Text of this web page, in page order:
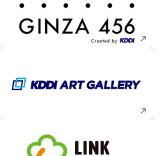
新規ウィンドウで開く
新規ウィンドウで開く